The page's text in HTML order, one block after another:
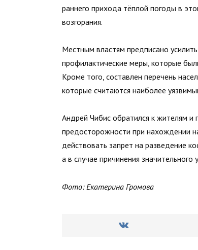
раннего прихода тёплой погоды в
возгорания.
Местным властям предписано
профилактические меры, которые
Кроме того, составлен перечень
которые считаются наиболее
Андрей Чибис обратился к жителям и
предосторожности при нахождении
действовать запрет на разведение
а в случае причинения
Фото: Екатерина Громова